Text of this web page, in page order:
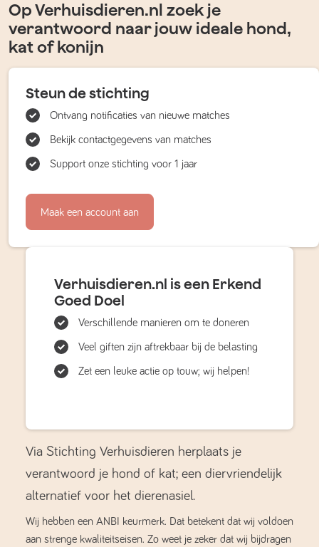
Op Verhuisdieren.nl zoek je
verantwoord naar jouw ideale hond,
kat of konijn
Steun de stichting
Ontvang notificaties van nieuwe matches
Bekijk contactgegevens van matches
Support onze stichting voor 1 jaar
Maak een account aan
Verhuisdieren.nl is een Erkend
Goed Doel
Verschillende manieren om te doneren
Veel giften zijn aftrekbaar bij de belasting
Zet een leuke actie op touw; wij helpen!
Via Stichting Verhuisdieren herplaats je
verantwoord je hond of kat; een diervriendelijk
alternatief voor het dierenasiel.
Wij hebben een ANBI keurmerk. Dat betekent dat wij voldoen
aan strenge kwaliteitseisen. Zo weet je zeker dat wij bijdragen